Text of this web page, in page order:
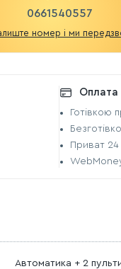
0661540557
номер і ми
Оплата
Готівкою
Приват 24
Автоматика + 2